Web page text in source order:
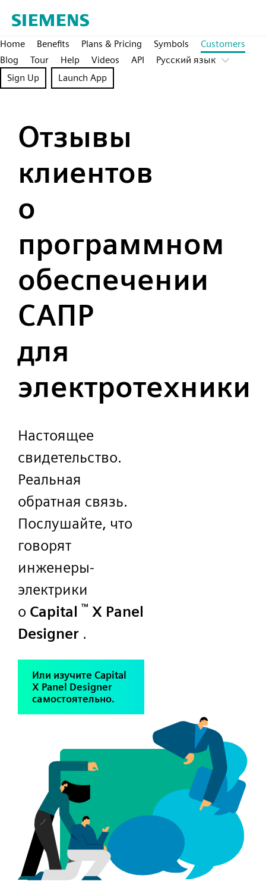
Home Benefits Plans & Pricing Symbols
Customers
Blog
Tour Help Videos API
Pусский язык
Sign Up
Launch App
Отзывы
клиентов
о
программном
обеспечении
САПР
для
электротехники
Настоящее
свидетельство.
Реальная
обратная связь.
Послушайте, что
говорят
инженеры-
электрики
о Capital ™ X Panel
Designer .
Или изучите Capital
X Panel Designer
самостоятельно.